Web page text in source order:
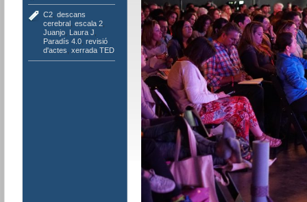
C2, descans
cerebral, escala 2,
Juanjo, Laura J
Paradís 4.0, revisió
d'actes xerrada TED